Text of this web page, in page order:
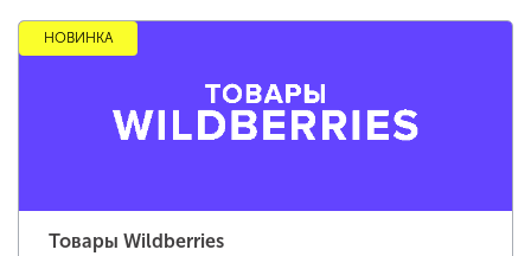
НОВИНКА
Товары Wildberries